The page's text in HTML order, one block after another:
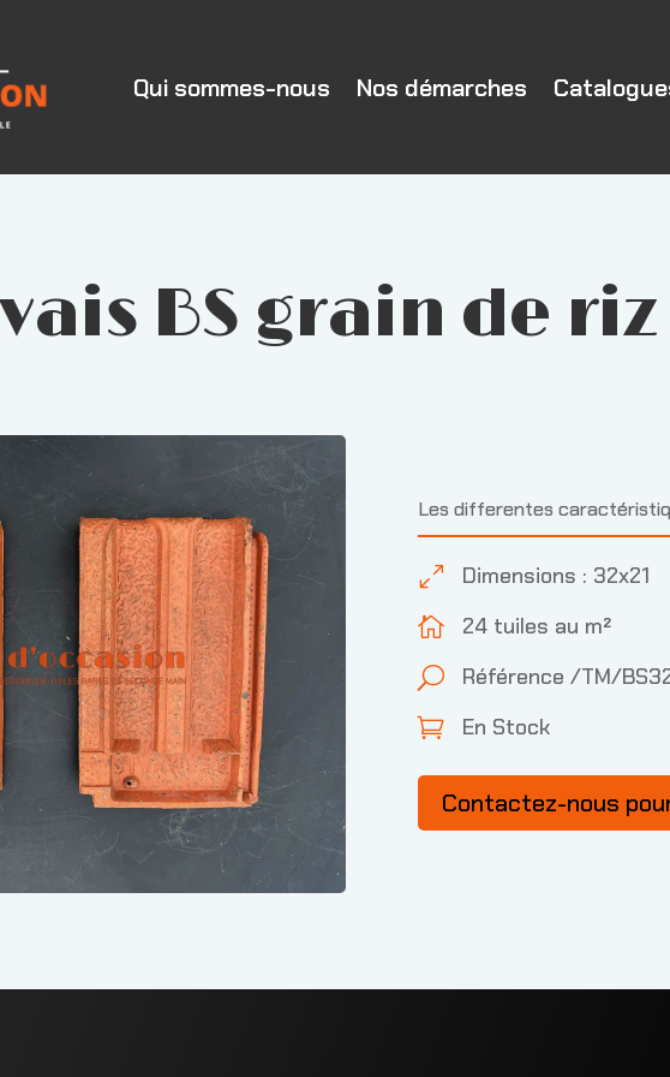
Qui sommes-nous Nos démarches
BS grain de
Les differentes
0 Dimensions : 32x21
 24 tuiles au m²
U Référence /TM/
 En Stock
Contactez-nous